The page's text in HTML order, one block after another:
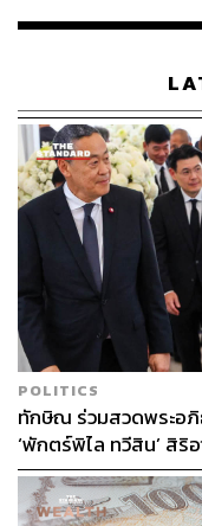
เรือนไทยที่ถูกซุกไว้
POLITICS
ทักษิณ ร่วมสวดพระอภิ
‘พักตร์พิไล ทวีสิน’ สิริ
หลากวงการร่วมอาลัย